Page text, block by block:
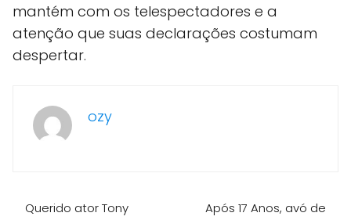
mantém com os telespectadores e a
atenção que suas declarações costumam
despertar.
ozy
Querido ator Tony
Após 17 Anos, avó de